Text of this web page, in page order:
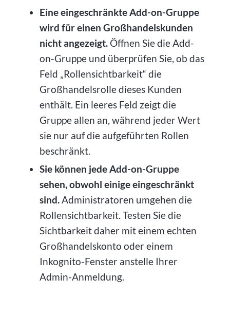
Eine eingeschränkte Add-on-Gruppe
wird für einen Großhandelskunden
nicht angezeigt.Öffnen Sie die Add-
on-Gruppe und überprüfen Sie, ob das
Feld „Rollensichtbarkeit“ die
Großhandelsrolle dieses Kunden
enthält. Ein leeres Feld zeigt die
Gruppe allen an, während jeder Wert
sie nur auf die aufgeführten Rollen
beschränkt.
Sie können jede Add-on-Gruppe
sehen, obwohl einige eingeschränkt
sind.Administratoren umgehen die
Rollensichtbarkeit. Testen Sie die
Sichtbarkeit daher mit einem echten
Großhandelskonto oder einem
Inkognito-Fenster anstelle Ihrer
Admin-Anmeldung.